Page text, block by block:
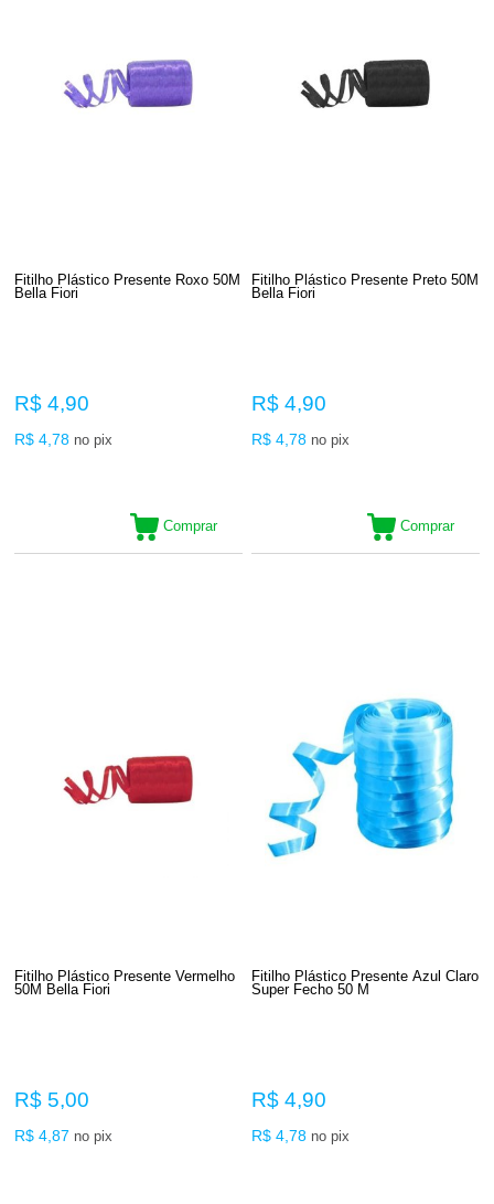
Fitilho Plástico Presente Roxo 50M
Bella Fiori
R$ 4,90
R$ 4,78 no pix
Comprar
Fitilho Plástico Presente Preto 50M
Bella Fiori
R$ 4,90
R$ 4,78 no pix
Comprar
Fitilho Plástico Presente Vermelho
50M Bella Fiori
R$ 5,00
R$ 4,87 no pix
Fitilho Plástico Presente Azul Claro
Super Fecho 50 M
R$ 4,90
R$ 4,78 no pix